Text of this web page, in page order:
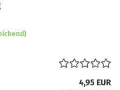
4,95 EUR